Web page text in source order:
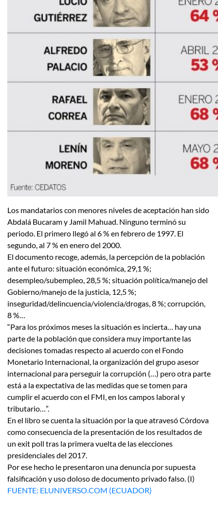
Los mandatarios con menores niveles de aceptación han sido
Abdalá Bucaram y Jamil Mahuad. Ninguno terminó su
periodo. El primero llegó al 6 % en febrero de 1997. El
segundo, al 7 % en enero del 2000.
El documento recoge, además, la percepción de la población
ante el futuro: situación económica, 29,1 %;
desempleo/subempleo, 28,5 %; situación política/manejo del
Gobierno/manejo de la justicia, 12,5 %;
inseguridad/delincuencia/violencia/drogas, 8 %; corrupción,
8 %…
“Para los próximos meses la situación es incierta… hay una
parte de la población que considera muy importante las
decisiones tomadas respecto al acuerdo con el Fondo
Monetario Internacional, la organización del grupo asesor
internacional para perseguir la corrupción (…) pero otra parte
está a la expectativa de las medidas que se tomen para
cumplir el acuerdo con el FMI, en los campos laboral y
tributario…”.
En el libro se cuenta la situación por la que atravesó Córdova
como consecuencia de la presentación de los resultados de
un exit poll tras la primera vuelta de las elecciones
presidenciales del 2017.
Por ese hecho le presentaron una denuncia por supuesta
falsificación y uso doloso de documento privado falso. (I)
FUENTE: ELUNIVERSO.COM (ECUADOR)